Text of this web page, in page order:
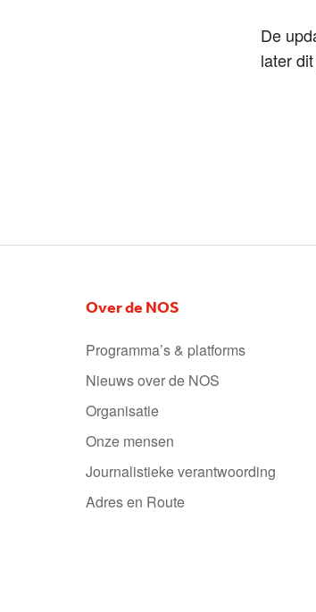
De
later
Over de NOS
Programma’s & platforms
Nieuws over de NOS
Organisatie
Onze mensen
Journalistieke verantwoording
Adres en Route